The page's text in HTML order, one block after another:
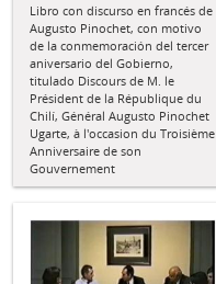
Libro con discurso en francés de
Augusto Pinochet, con motivo
de la conmemoración del tercer
aniversario del Gobierno,
titulado Discours de M. le
Président de la République du
Chilí, Général Augusto Pinochet
Ugarte, à l'occasion du Troisième
Anniversaire de son
Gouvernement